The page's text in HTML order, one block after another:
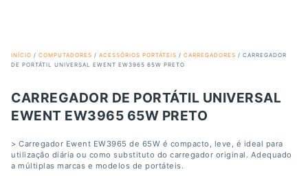
INÍCIO / COMPUTADORES / ACESSÓRIOS PORTÁTEIS / CARREGADORES / CARREGADOR
DE PORTÁTIL UNIVERSAL EWENT EW3965 65W PRETO
CARREGADOR DE PORTÁTIL UNIVERSAL
EWENT EW3965 65W PRETO
> Carregador Ewent EW3965 de 65W é compacto, leve, é ideal para
utilização diária ou como substituto do carregador original. Adequado
a múltiplas marcas e modelos de portáteis.